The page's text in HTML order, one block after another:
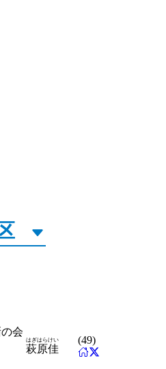
会
萩原
はぎはら
佳
けい (49)